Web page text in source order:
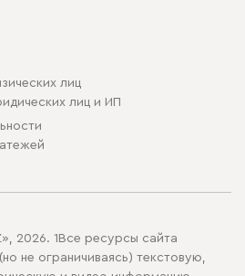
лиц
лиц и ИП
2026. 1Все ресурсы сайта
не ограничиваясь) текстовую,